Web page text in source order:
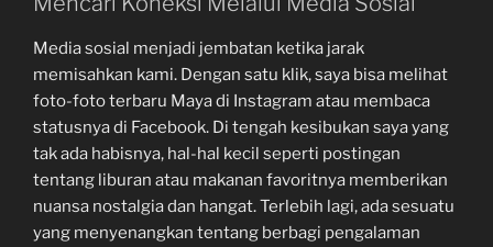
Media sosial menjadi jembatan ketika jarak
memisahkan kami. Dengan satu klik, saya bisa melihat
foto-foto terbaru Maya di Instagram atau membaca
statusnya di Facebook. Di tengah kesibukan saya yang
tak ada habisnya, hal-hal kecil seperti postingan
tentang liburan atau makanan favoritnya memberikan
nuansa nostalgia dan hangat. Terlebih lagi, ada sesuatu
yang menyenangkan tentang berbagi pengalaman